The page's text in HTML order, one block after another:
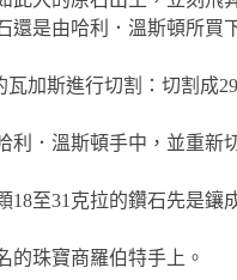
還是由哈利．溫斯頓所買
瓦加斯進行切割：切割成
利．溫斯頓手中，並重新
18至31克拉的鑽石先是
的珠寶商羅伯特手上。